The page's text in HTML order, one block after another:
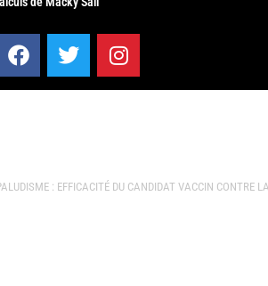
: EFFICACITÉ DU CANDIDAT VACCIN CONTRE